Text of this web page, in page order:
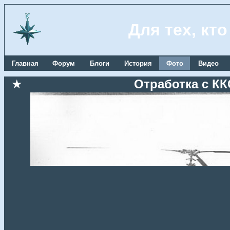
Для тех,
Главная Форум Блоги История Фото Видео
★ Отработка с